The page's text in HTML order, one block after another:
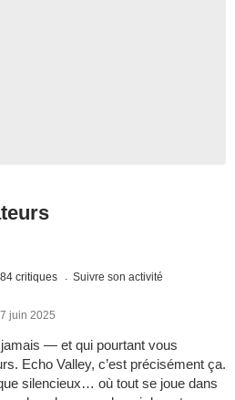
critiques Suivre son activité
juin 2025
— et qui pourtant vous
Echo Valley, c’est précisément ça.
silencieux… où tout se joue dans